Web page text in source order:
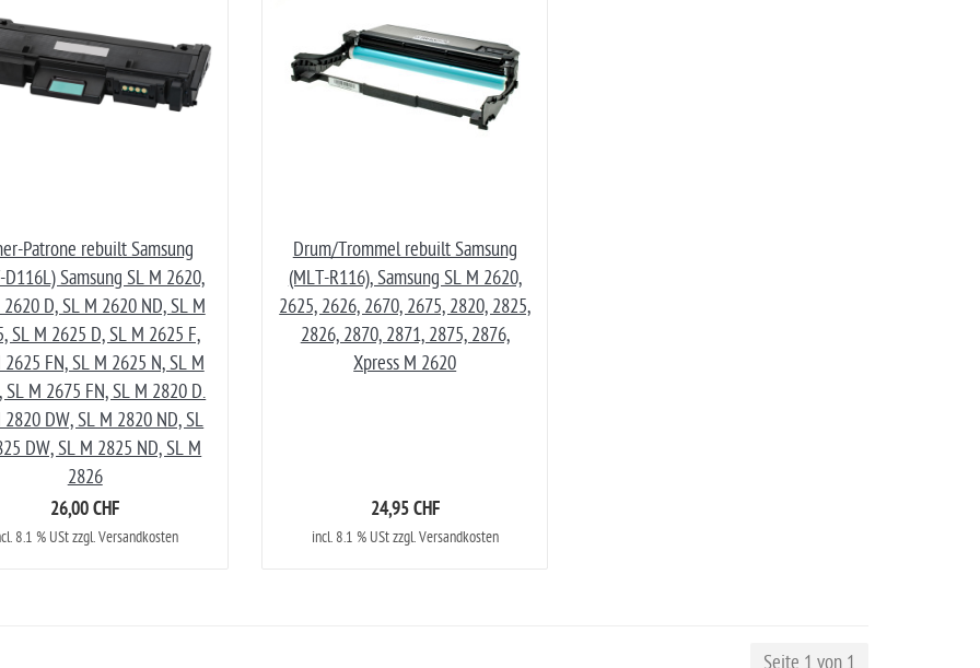
Patrone rebuilt Samsung
D116L) Samsung SL M 2620,
D, SL M 2620 ND, SL M
SL M 2625 D, SL M 2625 F,
2625 FN, SL M 2625 N, SL M
SL M 2675 FN, SL M 2820 D.
2820 DW, SL M 2820 ND, SL
DW, SL M 2825 ND, SL M
2826
26,00 CHF
8.1 % USt zzgl. Versandkosten
Drum/Trommel rebuilt Samsung
(MLT-R116), Samsung SL M 2620,
2625, 2626, 2670, 2675, 2820, 2825,
2826, 2870, 2871, 2875, 2876,
Xpress M 2620
24,95 CHF
incl. 8.1 % USt zzgl. Versandkosten
Seite 1 von 1